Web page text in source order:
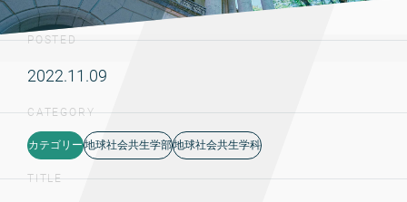
POSTED
2022.11.09
CATEGORY
カテゴリー 地球社会共生学部地球社会共生学科
TITLE